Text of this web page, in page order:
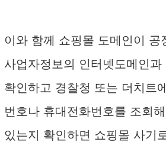
이와 함께 쇼핑몰 도메인이 공
사업자정보의 인터넷도메인
확인하고 경찰청 또는 더치트
번호나 휴대전화번호를 조회
있는지 확인하면 쇼핑몰 사기